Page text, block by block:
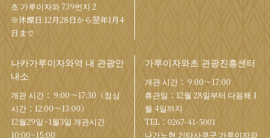
초 가루이자와 739번지 2
※休館日:12月28日から翌年1月4
日まで
나카가루이자와역 내 관광안
내소
개관 시간： 9:00〜17:30（점심
시간：12:00〜13:00）
12월29일~1월3일 개관시간
10:00~15:00
가루이자와초 관광진흥센터
개관 시간： 9:00〜17:00
휴관일：12월 28일부터 다음해 1
월 4일까지
TEL： 0267-41-5001
나가노현 기타사쿠군 가루이자와